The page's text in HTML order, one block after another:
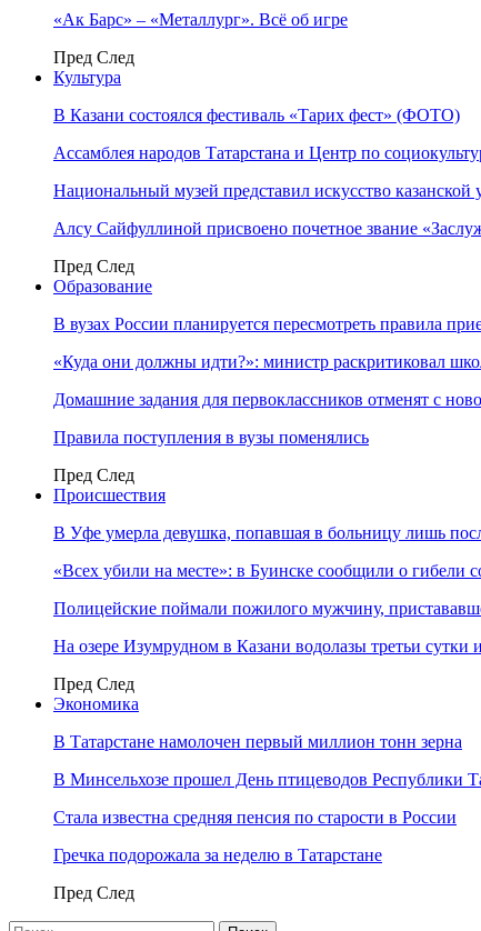
«Ак Барс» – «Металлург». Всё об игре
Пред След
Культура
В Казани состоялся фестиваль «Тарих фест» (ФОТО)
Ассамблея народов Татарстана и Центр по
Национальный музей представил искусство
Алсу Сайфуллиной присвоено почетное звание
Пред След
Образование
В вузах России планируется пересмотреть правила
«Куда они должны идти?»: министр раскритиковал
Домашние задания для первоклассников отменят с
Правила поступления в вузы поменялись
Пред След
Происшествия
В Уфе умерла девушка, попавшая в больницу лишь
«Всех убили на месте»: в Буинске сообщили о гибели
Полицейские поймали пожилого мужчину,
На озере Изумрудном в Казани водолазы третьи сутки
Пред След
Экономика
В Татарстане намолочен первый миллион тонн зерна
В Минсельхозе прошел День птицеводов Республики
Стала известна средняя пенсия по старости в России
Гречка подорожала за неделю в Татарстане
Пред След